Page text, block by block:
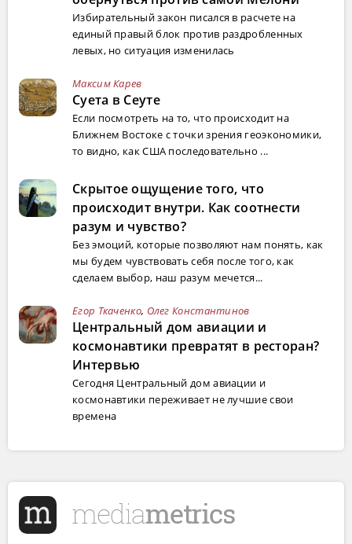
Избирательный закон писался в расчете на
единый правый блок против раздробленных
левых, но ситуация изменилась
Максим Карев
Суета в Сеуте
Если посмотреть на то, что происходит на
Ближнем Востоке с точки зрения геоэкономики,
то видно, как США последовательно ...
Скрытое ощущение того, что
происходит внутри. Как соотнести
разум и чувство?
Без эмоций, которые позволяют нам понять, как
мы будем чувствовать себя после того, как
сделаем выбор, наш разум мечется...
Егор Ткаченко, Олег Константинов
Центральный дом авиации и
космонавтики превратят в ресторан?
Интервью
Сегодня Центральный дом авиации и
космонавтики переживает не лучшие свои
времена